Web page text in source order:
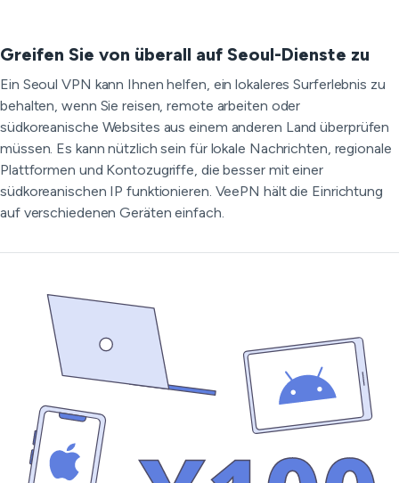
Greifen Sie von überall auf Seoul-Dienste zu
Ein Seoul VPN kann Ihnen helfen, ein lokaleres Surferlebnis zu
behalten, wenn Sie reisen, remote arbeiten oder
südkoreanische Websites aus einem anderen Land überprüfen
müssen. Es kann nützlich sein für lokale Nachrichten, regionale
Plattformen und Kontozugriffe, die besser mit einer
südkoreanischen IP funktionieren. VeePN hält die Einrichtung
auf verschiedenen Geräten einfach.